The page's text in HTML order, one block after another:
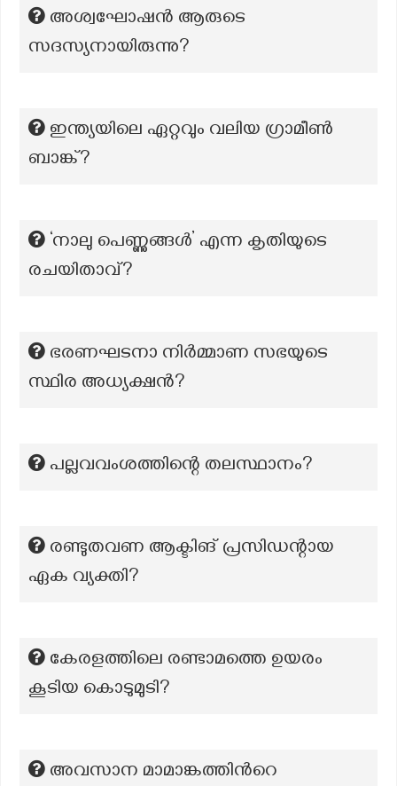
അശ്വഘോഷൻ ആരുടെ
സദസ്യനായിരുന്നു?
ഇന്ത്യയിലെ ഏറ്റവും വലിയ ഗ്രാമീൺ
ബാങ്ക്?
‘നാലു പെണ്ണുങ്ങൾ’ എന്ന കൃതിയുടെ
രചയിതാവ്?
ഭരണഘടനാ നിർമ്മാണ സഭയുടെ
സ്ഥിര അധ്യക്ഷൻ?
പല്ലവവംശത്തിന്റെ തലസ്ഥാനം?
രണ്ടുതവണ ആക്ടിങ് പ്രസിഡന്റായ
ഏക വ്യക്തി?
കേരളത്തിലെ രണ്ടാമത്തെ ഉയരം
കൂടിയ കൊടുമുടി?
അവസാന മാമാങ്കത്തിന്‍റെ